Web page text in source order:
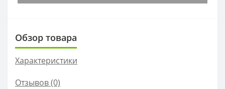
Обзор товара
Характеристики
Отзывов (0)